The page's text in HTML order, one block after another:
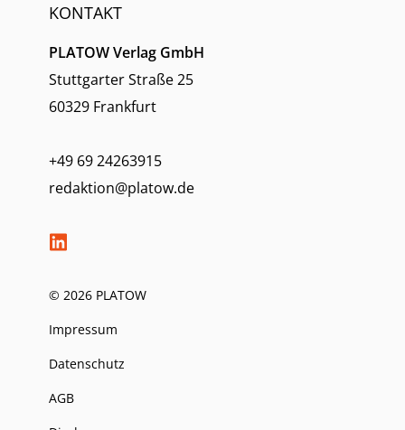
KONTAKT
PLATOW Verlag GmbH
Stuttgarter Straße 25
60329 Frankfurt
+49 69 24263915
redaktion@platow.de
© 2026 PLATOW
Impressum
Datenschutz
AGB